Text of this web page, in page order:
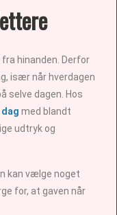
hinanden. Derfor
især når hverdagen
selve dagen. Hos
med blandt
udtryk og
kan vælge noget
for, at gaven når